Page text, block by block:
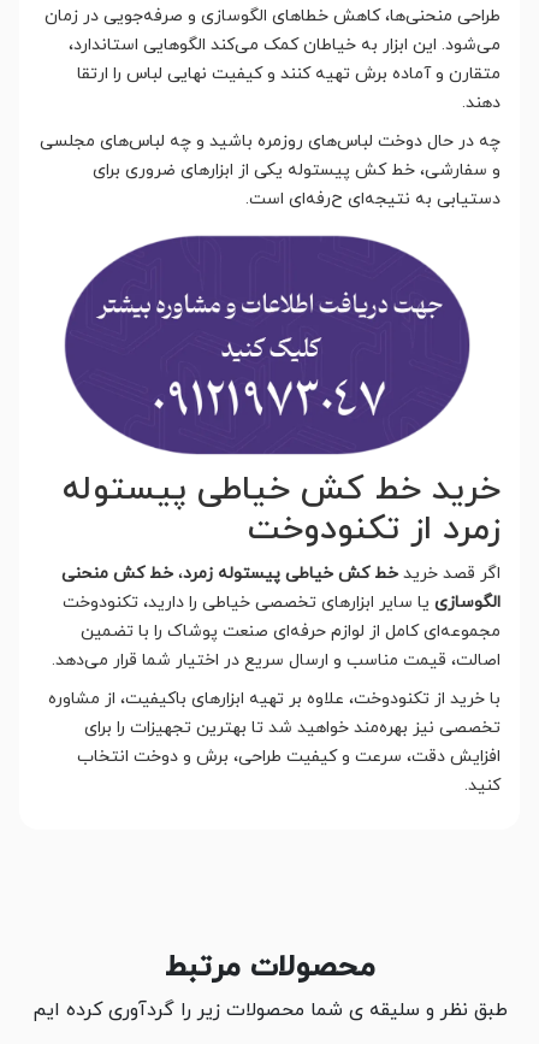
طراحی منحنی‌ها، کاهش خطاهای الگوسازی و صرفه‌جویی در زمان
می‌شود. این ابزار به خیاطان کمک می‌کند الگوهایی استاندارد،
متقارن و آماده برش تهیه کنند و کیفیت نهایی لباس را ارتقا
دهند.
چه در حال دوخت لباس‌های روزمره باشید و چه لباس‌های مجلسی
و سفارشی، خط کش پیستوله یکی از ابزارهای ضروری برای
دستیابی به نتیجه‌ای حرفه‌ای است.
خرید خط کش خیاطی پیستوله
زمرد از تکنودوخت
اگر قصد خرید خط کش خیاطی پیستوله زمرد، خط کش منحنی
الگوسازی یا سایر ابزارهای تخصصی خیاطی را دارید، تکنودوخت
مجموعه‌ای کامل از لوازم حرفه‌ای صنعت پوشاک را با تضمین
اصالت، قیمت مناسب و ارسال سریع در اختیار شما قرار می‌دهد.
با خرید از تکنودوخت، علاوه بر تهیه ابزارهای باکیفیت، از مشاوره
تخصصی نیز بهره‌مند خواهید شد تا بهترین تجهیزات را برای
افزایش دقت، سرعت و کیفیت طراحی، برش و دوخت انتخاب
کنید.
محصولات مرتبط
طبق نظر و سلیقه ی شما محصولات زیر را گردآوری کرده ایم